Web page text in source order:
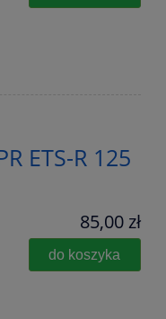
ETS-R 125
85,00 zł
do koszyka